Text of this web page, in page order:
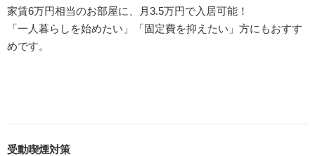
家賃6万円相当のお部屋に、月3.5万円で入居可能！
「一人暮らしを始めたい」「固定費を抑えたい」方にもおすす
めです。
受動喫煙対策